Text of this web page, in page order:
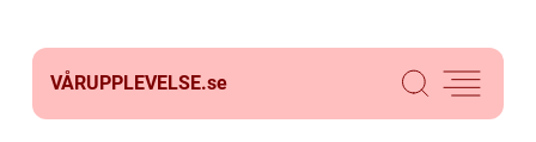
VÅRUPPLEVELSE.se